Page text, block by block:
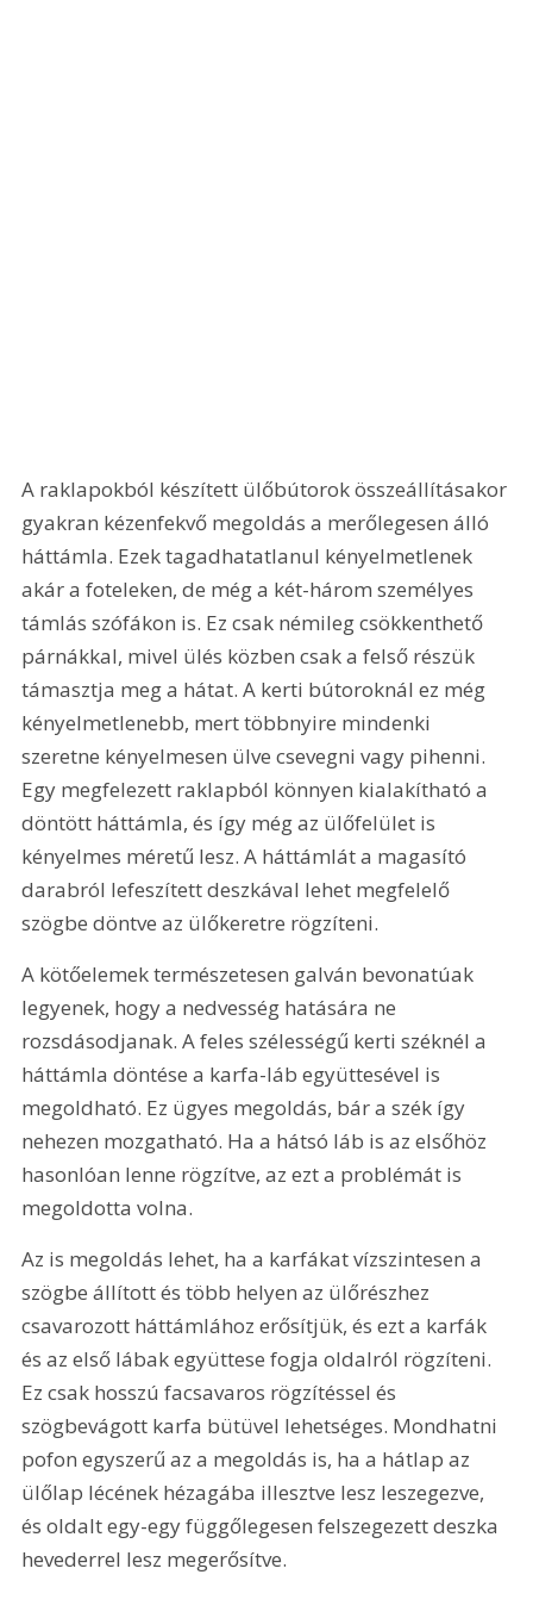
A raklapokból készített ülőbútorok összeállításakor
gyakran kézenfekvő megoldás a merőlegesen álló
háttámla. Ezek tagadhatatlanul kényelmetlenek
akár a foteleken, de még a két-három személyes
támlás szófákon is. Ez csak némileg csökkenthető
párnákkal, mivel ülés közben csak a felső részük
támasztja meg a hátat. A kerti bútoroknál ez még
kényelmetlenebb, mert többnyire mindenki
szeretne kényelmesen ülve csevegni vagy pihenni.
Egy megfelezett raklapból könnyen kialakítható a
döntött háttámla, és így még az ülőfelület is
kényelmes méretű lesz. A háttámlát a magasító
darabról lefeszített deszkával lehet megfelelő
szögbe döntve az ülőkeretre rögzíteni.
A kötőelemek természetesen galván bevonatúak
legyenek, hogy a nedvesség hatására ne
rozsdásodjanak. A feles szélességű kerti széknél a
háttámla döntése a karfa-láb együttesével is
megoldható. Ez ügyes megoldás, bár a szék így
nehezen mozgatható. Ha a hátsó láb is az elsőhöz
hasonlóan lenne rögzítve, az ezt a problémát is
megoldotta volna.
Az is megoldás lehet, ha a karfákat vízszintesen a
szögbe állított és több helyen az ülőrészhez
csavarozott háttámlához erősítjük, és ezt a karfák
és az első lábak együttese fogja oldalról rögzíteni.
Ez csak hosszú facsavaros rögzítéssel és
szögbevágott karfa bütüvel lehetséges. Mondhatni
pofon egyszerű az a megoldás is, ha a hátlap az
ülőlap lécének hézagába illesztve lesz leszegezve,
és oldalt egy-egy függőlegesen felszegezett deszka
hevederrel lesz megerősítve.